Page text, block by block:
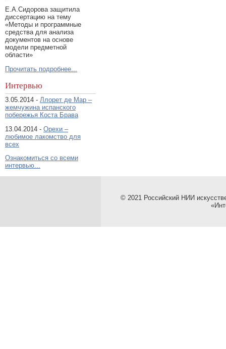
Е.А.Сидорова защитила
диссертацию на тему
«Методы и программные
средства для анализа
документов на основе
модели предметной
области»
Прочитать подробнее...
Интервью
3.05.2014 - Ллорет де Мар –
жемчужина испанского
побережья Коста Брава
13.04.2014 - Орехи –
любимое лакомство для
всех
Ознакомиться со всеми
интервью...
© 2021 Российский НИИ